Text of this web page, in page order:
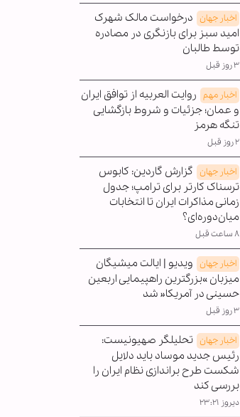
اخبار جهان درخواست مالک شهرک
امید سبز برای بازنگری در مصادره
توسط طالبان
۳ روز قبل
اخبار مهم روایت العربیه از توافق ایران
و عمان؛ جزئیات و شروط بازگشایی
تنگه هرمز
۲ روز قبل
اخبار جهان گزارش گاردین: کابوس
ترسناک کارتر برای ترامپ؛ جدول
زمانی مذاکرات ایران تا انتخابات
میان‌دوره‌ای؟
۸ ساعت قبل
اخبار جهان ویدیو | ایالت میشیگان
میزبان »بزرگترین راهپیمایی اربعین
حسینی در آمریکا« شد
۳ روز قبل
اخبار جهان تحلیلگر صهیونیست:
رئیس جدید موساد باید دلایل
شکست طرح براندازی نظام ایران را
بررسی کند
دیروز ۲۳:۲۱